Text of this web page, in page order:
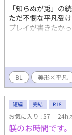
「知らぬが兎」の
ただ不憫な平凡受
プレイが書きたか
しまっちゃうお兄
人の玩具使用 ・放
BL 美形×平凡
短編 完結 R18
お気に入り : 57 24h.
躾のお時間です。